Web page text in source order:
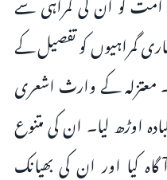
گمراہیوں کو تفصیل کے
کے وارث اشعری
اوڑھ لیا۔ ان کی متنوع
کیا اور ان کی بھیانک